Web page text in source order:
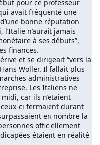
pour ce professeur
avait fréquenté une
bonne réputation
l’Italie n’aurait jamais
à ses débuts”,
finances.
et se dirigeait “vers la
Woller. Il fallait plus
administratives
Les Italiens ne
car ils n’étaient
ci fermaient durant
en nombre la
officiellement
étaient en réalité